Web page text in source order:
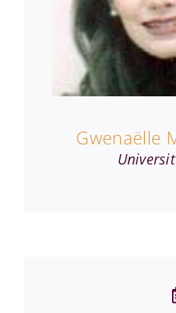
Gwenaëlle